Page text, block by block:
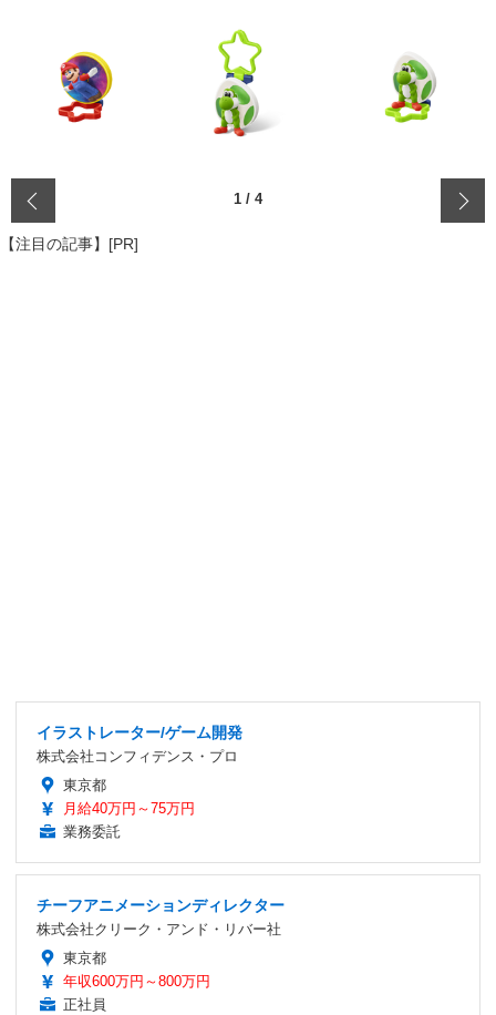
1 / 4
【注目の記事】[PR]
イラストレーター/ゲーム開発
株式会社コンフィデンス・プロ
東京都
月給40万円～75万円
業務委託
チーフアニメーションディレクター
株式会社クリーク・アンド・リバー社
東京都
年収600万円～800万円
正社員